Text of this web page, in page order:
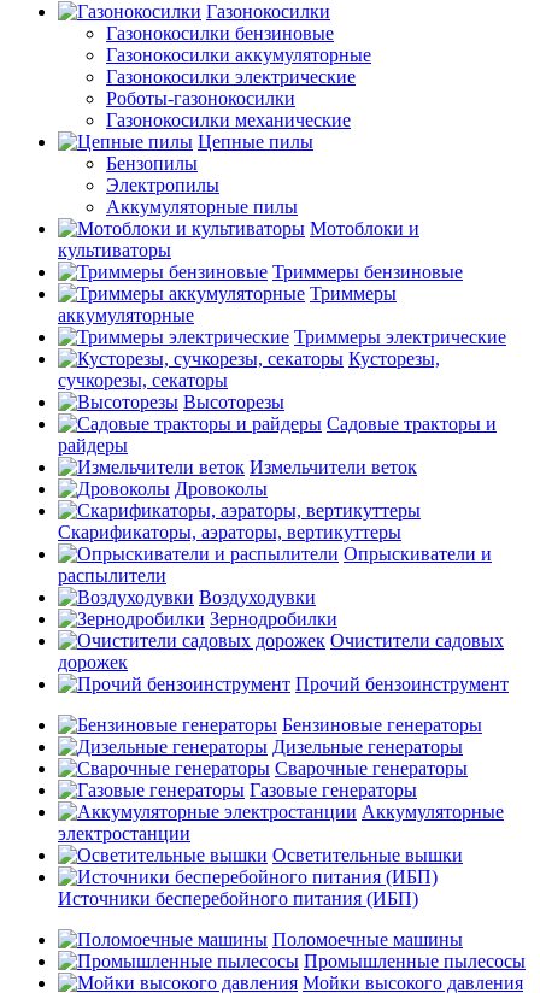
Газонокосилки
Газонокосилки бензиновые
Газонокосилки аккумуляторные
Газонокосилки электрические
Роботы-газонокосилки
Газонокосилки механические
Цепные пилы
Бензопилы
Электропилы
Аккумуляторные пилы
Мотоблоки и
культиваторы
Триммеры бензиновые
Триммеры
аккумуляторные
Триммеры электрические
Кусторезы,
сучкорезы, секаторы
Высоторезы
Садовые тракторы и
райдеры
Измельчители веток
Дровоколы
Скарификаторы, аэраторы, вертикуттеры
Опрыскиватели и
распылители
Воздуходувки
Зернодробилки
Очистители садовых
дорожек
Прочий бензоинструмент
Бензиновые генераторы
Дизельные генераторы
Сварочные генераторы
Газовые генераторы
Аккумуляторные
электростанции
Осветительные вышки
Источники бесперебойного питания (ИБП)
Поломоечные машины
Промышленные пылесосы
Мойки высокого давления